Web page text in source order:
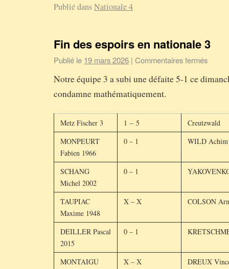
Publié dansNationale 4
Fin des espoirs en nationale 3
Publié le 19 mars 2026 | Commentaires fermés
Notre équipe 3 a subi une défaite 5-1 ce
condamne mathématiquement.
Metz Fischer 3 1 – 5
Creutzwald
MONPEURT
Fabien 1966
0 – 1 WILD Achim
SCHANG
Michel 2002
0 – 1
TAUPIAC
Maxime 1948
X – X COLSON
DEILLER Pascal
2015
0 – 1
MONTAIGU
X – X DREUX